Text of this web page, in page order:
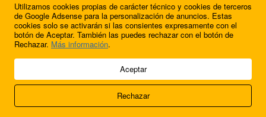
¿Quieres anunciarte en FutbolBalear?
© 2009 - 2026 Soluciones Corporativas IP, SL.
Acerca de nosotros
FútbolBalear
Utilizamos cookies propias de carácter técnico y cookies de terceros
de Google Adsense para la personalización de anuncios. Estas
cookies solo se activarán si las consientes expresamente con el
botón de Aceptar. También las puedes rechazar con el botón de
Rechazar. Más información.
Aceptar
Rechazar